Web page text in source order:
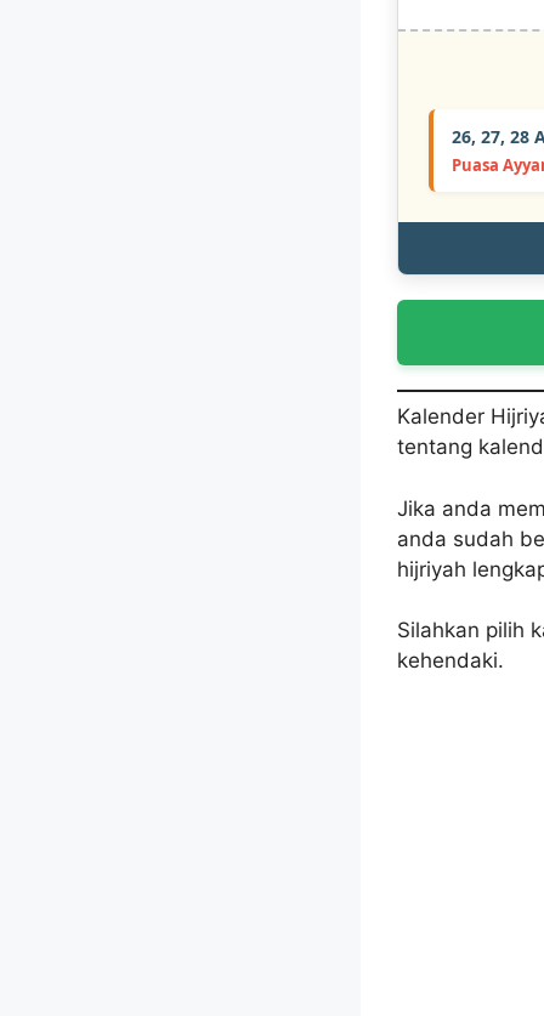
26, 27, 28
Puasa
Kalender
tentang
Jika anda
anda sudah
hijriyah
Silahkan pilih
kehendaki.